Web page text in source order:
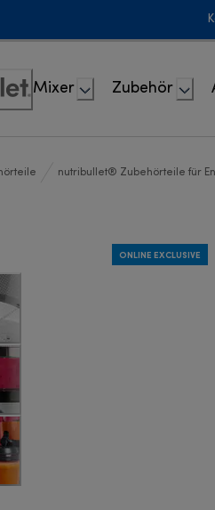
Mixer Zubehör
nutribullet® Zubehörteile für
ONLINE EXCLUSIVE